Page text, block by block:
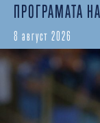
ПРОГРАМАТА
8 август 2026